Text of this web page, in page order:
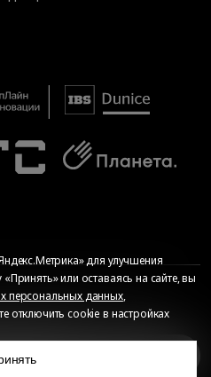
«ИБС
защищены
для улучшения
или оставаясь на сайте, вы
персональных данных,
отключить cookie в настройках